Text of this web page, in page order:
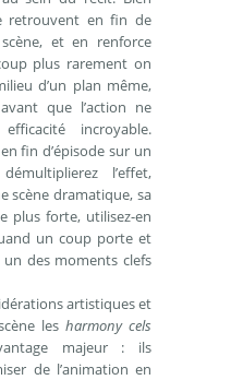
retrouvent en fin de
et en renforce
plus rarement on
d’un plan même,
que l’action ne
incroyable.
fin d’épisode sur un
l’effet,
scène dramatique, sa
plus forte, utilisez-en
un coup porte et
des moments clefs
artistiques et
lesharmony cels
majeur : ils
de l’animation en